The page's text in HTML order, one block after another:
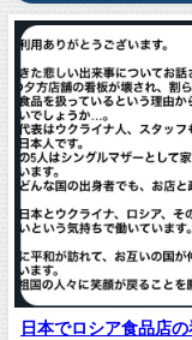
日本でロシア食品店